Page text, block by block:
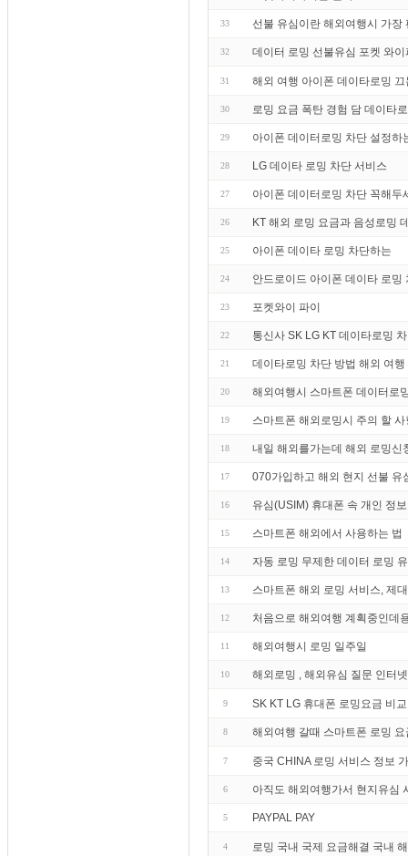
33 선불 유심이란 해외여행시 가장
32 데이터 로밍 선불유심 포켓 와
31 해외 여행 아이폰 데이타로밍
30 로밍 요금 폭탄 경험 담 데이타
29 아이폰 데이터로밍 차단 설정하
28 LG 데이타 로밍 차단 서비스
27 아이폰 데이터로밍 차단 꼭해두
26 KT 해외 로밍 요금과 음성로밍
25 아이폰 데이타 로밍 차단하는
24 안드로이드 아이폰 데이타 로밍
23 포켓와이 파이
22 통신사 SK LG KT 데이타로밍
21 데이타로밍 차단 방법 해외 여
20 해외여행시 스마트폰 데이터로
19 스마트폰 해외로밍시 주의 할 사
18 내일 해외를가는데 해외 로밍신
17 070가입하고 해외 현지 선불 유
16 유심(USIM) 휴대폰 속 개인 정
15 스마트폰 해외에서 사용하는 법
14 자동 로밍 무제한 데이터 로밍
13 스마트폰 해외 로밍 서비스, 제
12 처음으로 해외여행 계획중인데
11 해외여행시 로밍 일주일
10 해외로밍 , 해외유심 질문 인터
9 SK KT LG 휴대폰 로밍요금 비교
8 해외여행 갈때 스마트폰 로밍
7 중국 CHINA 로밍 서비스 정보
6 아직도 해외여행가서 현지유심
5 PAYPAL PAY
4 로밍 국내 국제 요금해결 국내